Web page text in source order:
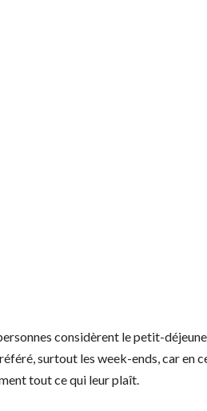
considèrent le petit-
surtout les week-ends, car en
tout ce qui leur plaît.